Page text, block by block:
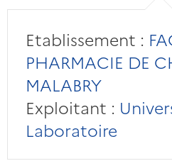
Etablissement :
PHARMACIE DE
MALABRY
Exploitant :
Laboratoire